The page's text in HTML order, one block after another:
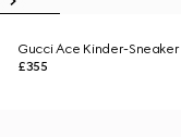
Gucci Ace Kinder-Sneaker
£355